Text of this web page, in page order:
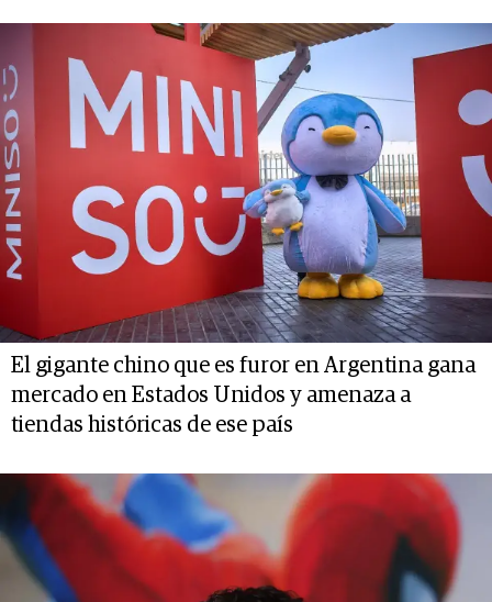
El gigante chino que es furor en Argentina gana
mercado en Estados Unidos y amenaza a
tiendas históricas de ese país